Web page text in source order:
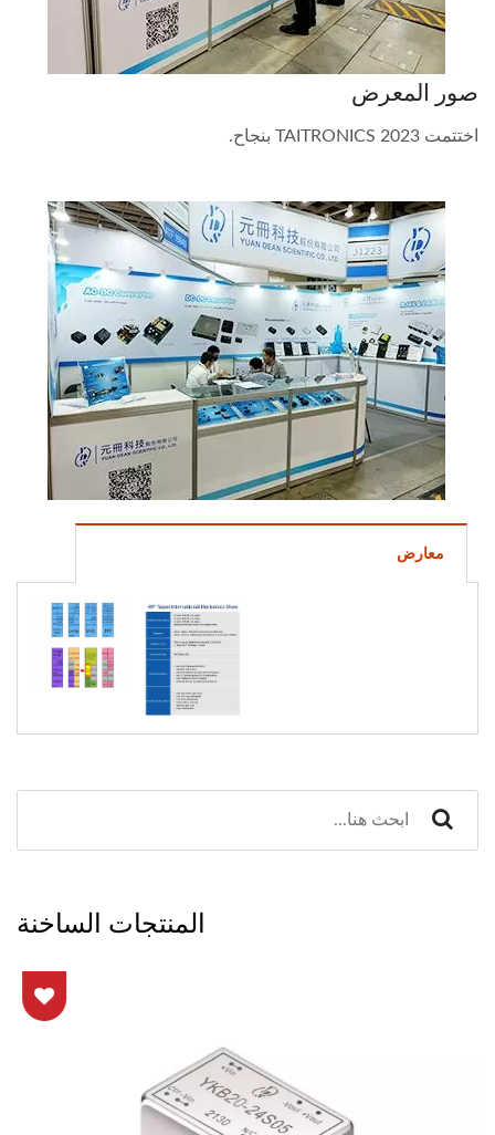
صور المعرض
اختتمت 2023 TAITRONICS بنجاح.
معارض
المنتجات الساخنة